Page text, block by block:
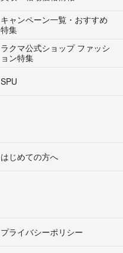
キャンペーン一覧・おすすめ
特集
ラクマ公式ショップ ファッシ
ョン特集
SPU
はじめての方へ
プライバシーポリシー